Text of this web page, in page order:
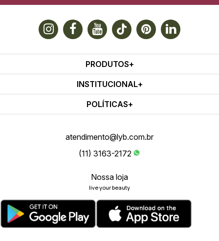
PRODUTOS
INSTITUCIONAL
POLÍTICAS
atendimento@lyb.com.br
(11) 3163-2172
Nossa loja
live your beauty